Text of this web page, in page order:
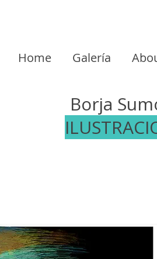
Borja
Home Galería